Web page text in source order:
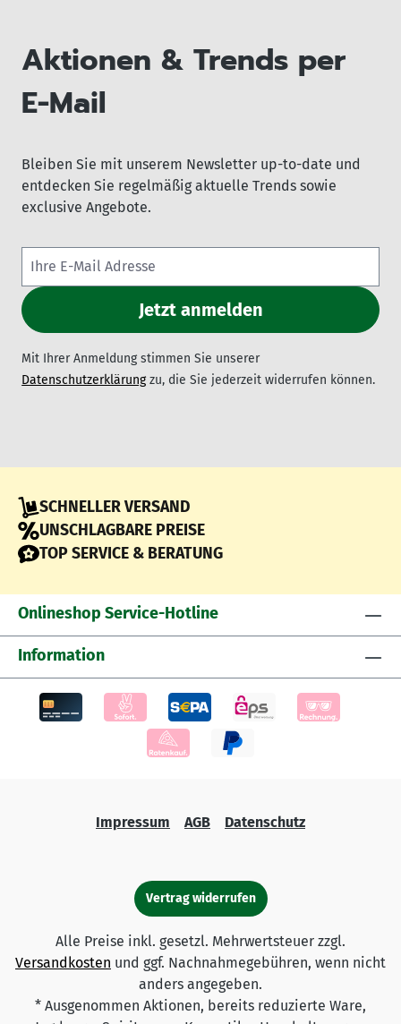
Aktionen & Trends per
E-Mail
Bleiben Sie mit unserem Newsletter up-to-date und
entdecken Sie regelmäßig aktuelle Trends sowie
exclusive Angebote.
Mit Ihrer Anmeldung stimmen Sie unserer
Datenschutzerklärungzu, die Sie jederzeit widerrufen können.
SCHNELLER VERSAND
UNSCHLAGBARE PREISE
TOP SERVICE & BERATUNG
Onlineshop Service-Hotline
Information
Impressum AGB Datenschutz
Vertrag widerrufen
Alle Preise inkl. gesetzl. Mehrwertsteuer zzgl.
Versandkosten und ggf. Nachnahmegebühren, wenn nicht
anders angegeben.
* Ausgenommen Aktionen, bereits reduzierte Ware,